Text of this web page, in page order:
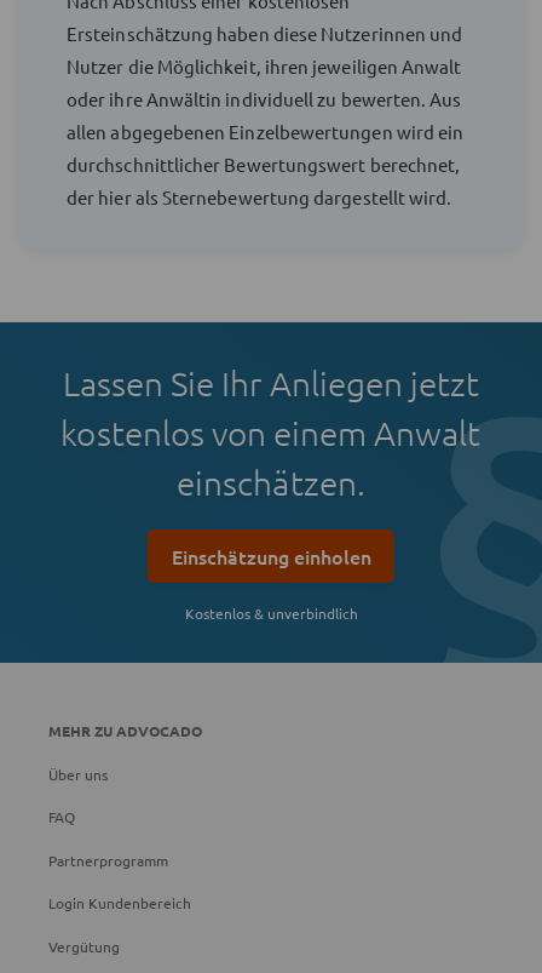
Ersteinschätzung haben diese Nutzerinnen und
Nutzer die Möglichkeit, ihren jeweiligen Anwalt
oder ihre Anwältin individuell zu bewerten. Aus
allen abgegebenen Einzelbewertungen wird ein
durchschnittlicher Bewertungswert berechnet,
der hier als Sternebewertung dargestellt wird.
Lassen Sie Ihr Anliegen jetzt
kostenlos von einem Anwalt
einschätzen.
Einschätzung einholen
Kostenlos & unverbindlich
MEHR ZU ADVOCADO
Über uns
FAQ
Partnerprogramm
Login Kundenbereich
Vergütung